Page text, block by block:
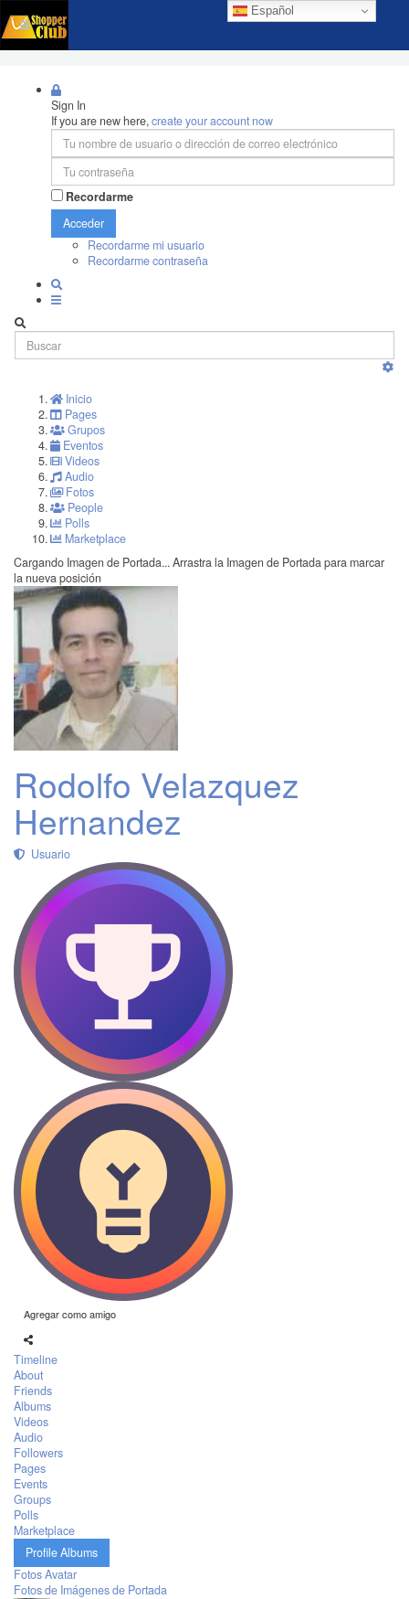
Español
Sign In
If you are new here,create your account now
Recordarme
Acceder
Recordarme mi usuario
Recordarme contraseña
Inicio
Pages
Grupos
Eventos
Videos
Audio
Fotos
People
Polls
Marketplace
Cargando Imagen de Portada... Arrastra la Imagen de Portada para marcar
la nueva posición
Rodolfo Velazquez
Hernandez
Usuario
Agregar como amigo
Timeline
About
Friends
Albums
Videos
Audio
Followers
Pages
Events
Groups
Polls
Marketplace
Profile Albums
Fotos Avatar
Fotos de Imágenes de Portada